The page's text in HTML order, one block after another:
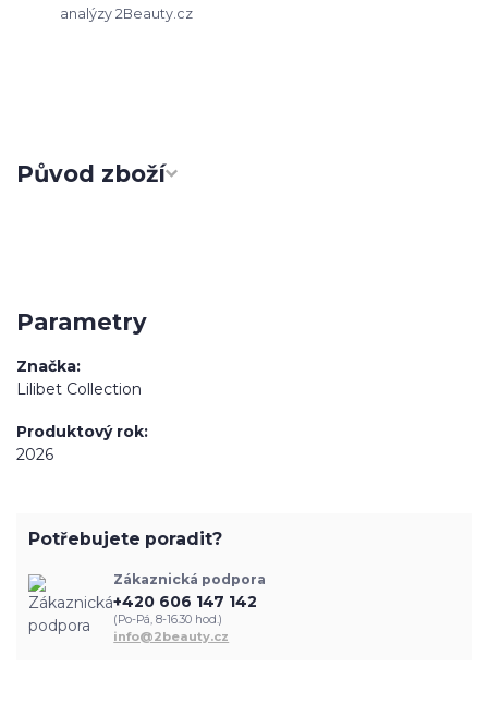
analýzy 2Beauty.cz
Původ zboží
Parametry
Značka
Lilibet Collection
Produktový rok
2026
Potřebujete poradit?
Zákaznická podpora
+420 606 147 142
(Po-Pá, 8-16.30 hod.)
info@2beauty.cz